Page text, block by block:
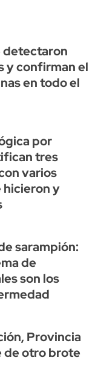
detectaron
y confirman el
en todo el
por
tres
varios
hicieron y
sarampión:
de
son los
Provincia
de otro brote